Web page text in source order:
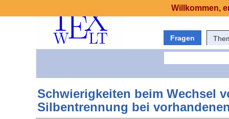
Fragen
Schwierigkeiten beim Wechsel
Silbentrennung bei
Willkommen,